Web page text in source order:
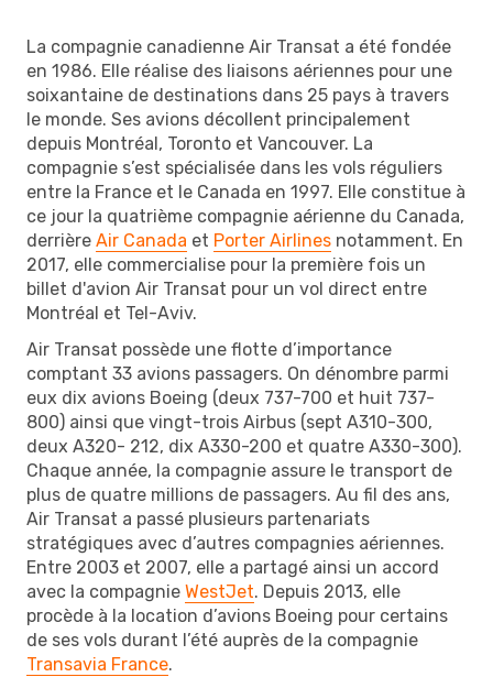
La compagnie canadienne Air Transat a été fondée
en 1986. Elle réalise des liaisons aériennes pour une
soixantaine de destinations dans 25 pays à travers
le monde. Ses avions décollent principalement
depuis Montréal, Toronto et Vancouver. La
compagnie s’est spécialisée dans les vols réguliers
entre la France et le Canada en 1997. Elle constitue à
ce jour la quatrième compagnie aérienne du Canada,
derrière Air Canada et Porter Airlines notamment. En
2017, elle commercialise pour la première fois un
billet d'avion Air Transat pour un vol direct entre
Montréal et Tel-Aviv.
Air Transat possède une flotte d’importance
comptant 33 avions passagers. On dénombre parmi
eux dix avions Boeing (deux 737-700 et huit 737-
800) ainsi que vingt-trois Airbus (sept A310-300,
deux A320- 212, dix A330-200 et quatre A330-300).
Chaque année, la compagnie assure le transport de
plus de quatre millions de passagers. Au fil des ans,
Air Transat a passé plusieurs partenariats
stratégiques avec d’autres compagnies aériennes.
Entre 2003 et 2007, elle a partagé ainsi un accord
avec la compagnie WestJet. Depuis 2013, elle
procède à la location d’avions Boeing pour certains
de ses vols durant l’été auprès de la compagnie
Transavia France.